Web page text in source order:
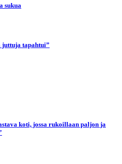
sukua
tapahtui”
koti, jossa rukoillaan paljon ja